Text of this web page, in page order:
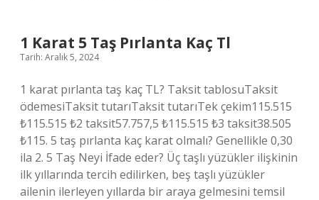
1 Karat 5 Taş Pırlanta Kaç Tl
Tarih: Aralık 5, 2024
1 karat pırlanta taş kaç TL? Taksit tablosuTaksit
ödemesiTaksit tutarıTaksit tutarıTek çekim115.515
₺115.515 ₺2 taksit57.757,5 ₺115.515 ₺3 taksit38.505
₺115. 5 taş pırlanta kaç karat olmalı? Genellikle 0,30
ila 2. 5 Taş Neyi İfade eder? Üç taşlı yüzükler ilişkinin
ilk yıllarında tercih edilirken, beş taşlı yüzükler
ailenin ilerleyen yıllarda bir araya gelmesini temsil